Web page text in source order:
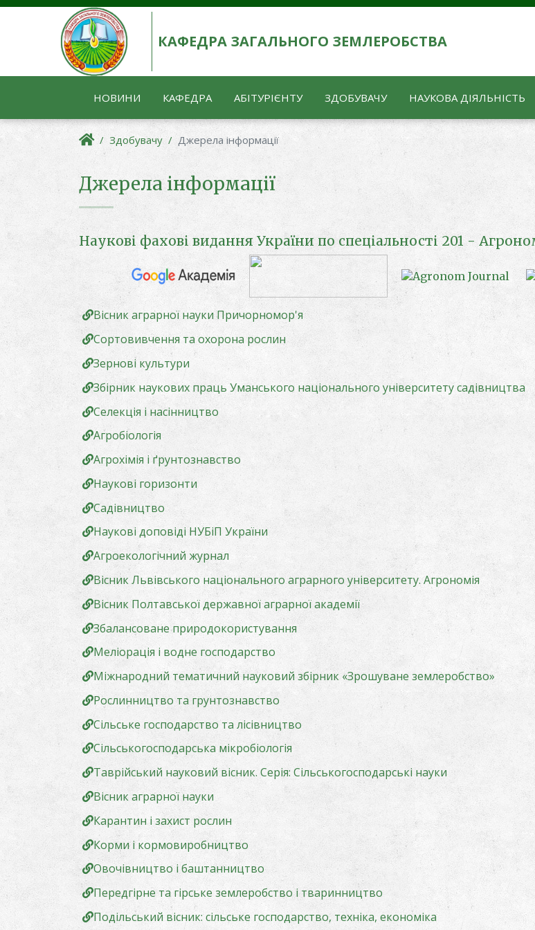
КАФЕДРА ЗАГАЛЬНОГО ЗЕМЛЕРОБСТВА
НОВИНИ КАФЕДРА АБІТУРІЄНТУ ЗДОБУВАЧУ НАУКОВА ДІЯЛЬНІСТЬ
Здобувачу Джерела інформації
Джерела інформації
Наукові фахові видання України по спеціальності 201 -
Вісник аграрної науки Причорномор'я
Сортовивчення та охорона рослин
Зернові культури
Збірник наукових праць Уманського національного університету садівництва
Селекція і насінництво
Агробіологія
Агрохімія і ґрунтознавство
Наукові горизонти
Садівництво
Наукові доповіді НУБіП України
Агроекологічний журнал
Вісник Львівського національного аграрного університету. Агрономія
Вісник Полтавської державної аграрної академії
Збалансоване природокористування
Меліорація і водне господарство
Міжнародний тематичний науковий збірник «Зрошуване землеробство»
Рослинництво та грунтознавство
Сільське господарство та лісівництво
Сільськогосподарська мікробіологія
Таврійський науковий вісник. Серія: Сільськогосподарські науки
Вісник аграрної науки
Карантин і захист рослин
Корми і кормовиробництво
Овочівництво і баштанництво
Передгірне та гірське землеробство і тваринництво
Подільський вісник: сільське господарство, техніка, економіка